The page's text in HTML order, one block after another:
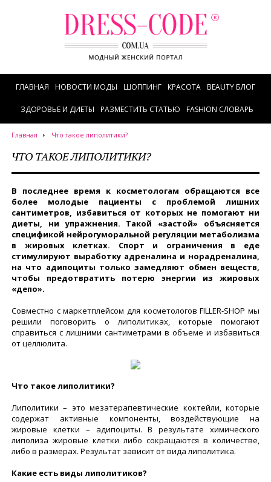
ГЛАВНАЯ НОВОСТИ МОДЫ ШОППИНГ КРАСОТА BEAUTY БЛОГ
ЗДОРОВЬЕ И ДИЕТЫ РАЗМЕСТИТЬ СТАТЬЮ FASHION СЛОВАРЬ
Главная Что такое липолитики?
ЧТО ТАКОЕ ЛИПОЛИТИКИ?
В последнее время к косметологам обращаются все
более молодые пациенты с проблемой лишних
сантиметров, избавиться от которых не помогают ни
диеты, ни упражнения. Такой «застой» объясняется
спецификой нейрогуморальной регуляции метаболизма
в жировых клетках. Спорт и ограничения в еде
стимулируют выработку адреналина и норадреналина,
на что адипоциты только замедляют обмен веществ,
чтобы предотвратить потерю энергии из жировых
«депо».
Совместно с маркетплейсом для косметологов FILLER-SHOP мы
решили поговорить о липолитиках, которые помогают
справиться с лишними сантиметрами в объеме и избавиться
от целлюлита.
Что такое липолитики?
Липолитики – это мезатерапевтические коктейли, которые
содержат активные компоненты, воздействующие на
жировые клетки – адипоциты. В результате химического
липолиза жировые клетки либо сокращаются в количестве,
либо в размерах. Результат зависит от вида липолитика.
Какие есть виды липолитиков?